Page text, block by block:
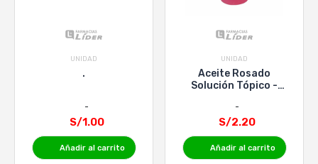
UNIDAD
.
S/1.00
Añadir al carrito
UNIDAD
Aceite Rosado
Solución Tópico -
S/2.20
Añadir al carrito